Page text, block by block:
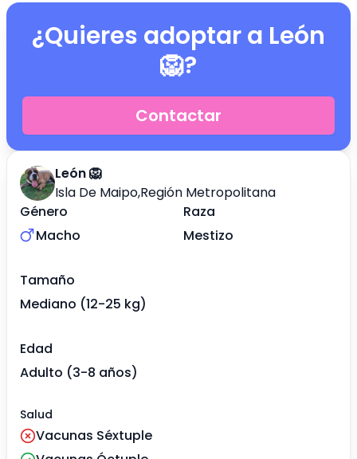
León 🦁
Isla De Maipo,Región Metropolitana
Género
Macho
Raza
Mestizo
Tamaño
Mediano (12-25 kg)
Edad
Adulto (3-8 años)
Salud
Vacunas Séxtuple
¿Quieres adoptar a León
🦁?
Contactar